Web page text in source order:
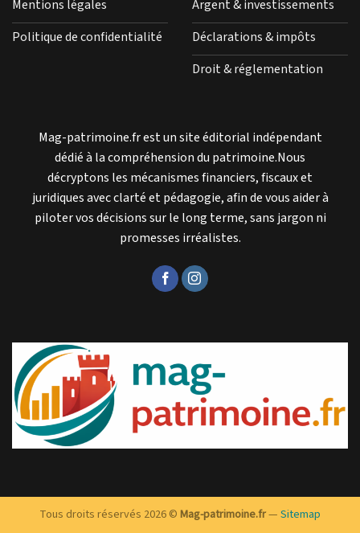
Mentions légales
Politique de confidentialité
Argent & investissements
Déclarations & impôts
Droit & réglementation
Mag-patrimoine.fr est un site éditorial indépendant
dédié à la compréhension du patrimoine.Nous
décryptons les mécanismes financiers, fiscaux et
juridiques avec clarté et pédagogie, afin de vous aider à
piloter vos décisions sur le long terme, sans jargon ni
promesses irréalistes.
Tous droits réservés 2026 ©Mag-patrimoine.fr—Sitemap